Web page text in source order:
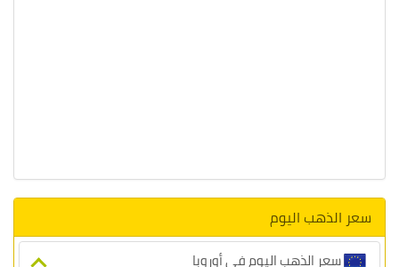
سعر الذهب اليوم
سعر الذهب اليوم في أوروبا